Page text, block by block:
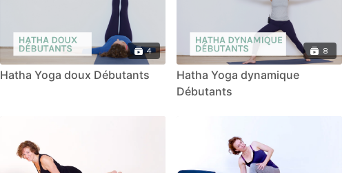
4
Hatha Yoga doux Débutants
8
Hatha Yoga dynamique
Débutants